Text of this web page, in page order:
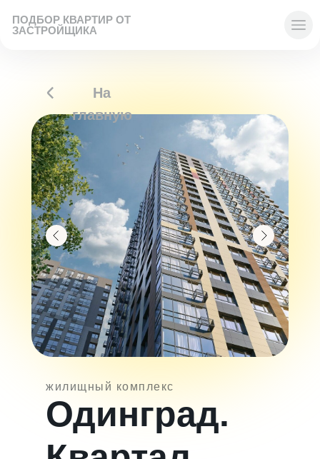
ПОДБОР КВАРТИР ОТ
ЗАСТРОЙЩИКА
На
главную
жилищный комплекс
Одинград.